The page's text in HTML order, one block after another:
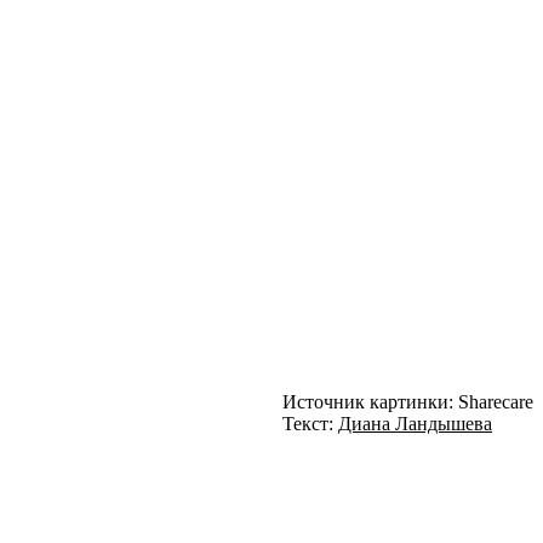
Источник картинки: Sharecare
Текст: Диана Ландышева